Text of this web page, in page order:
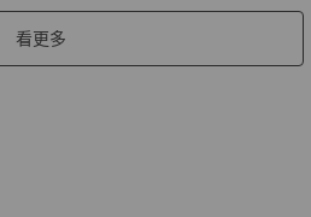
看更多